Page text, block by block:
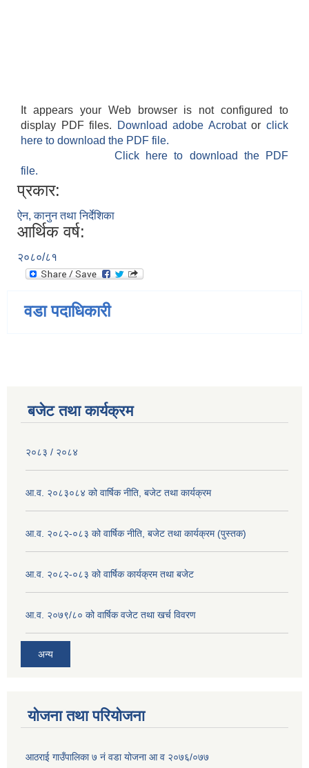
It appears your Web browser is not configured to
display PDF files.
Download adobe Acrobatorclick
here to download the PDF file.
Click here to download the PDF
file.
प्रकार:
ऐन, कानुन तथा निर्देशिका
आर्थिक वर्ष:
२०८०/८१
वडा पदाधिकारी
बजेट तथा कार्यक्रम
२०८३ / २०८४
आ.व. २०८३०८४ को वार्षिक नीति, बजेट तथा कार्यक्रम
आ.व. २०८२-०८३ को वार्षिक नीति, बजेट तथा कार्यक्रम (पुस्तक)
आ.व. २०८२-०८३ को वार्षिक कार्यक्रम तथा बजेट
आ.व. २०७९/८० को वार्षिक वजेट तथा खर्च विवरण
अन्य
योजना तथा परियोजना
आठराई गाउँपालिका ७ नं वडा योजना आ व २०७६/०७७